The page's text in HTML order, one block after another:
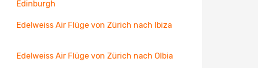
Edinburgh
Edelweiss Air Flüge von Zürich nach Ibiza
Edelweiss Air Flüge von Zürich nach Olbia